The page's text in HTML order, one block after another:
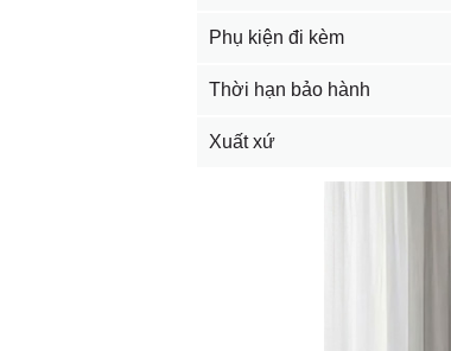
Phụ kiện đi kèm
Thời hạn bảo hành
Xuất xứ